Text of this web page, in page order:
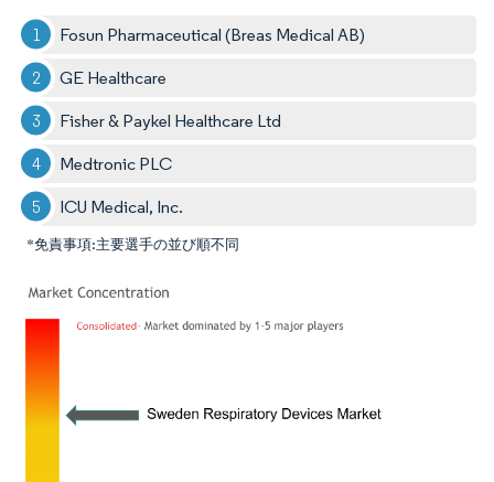
Fosun Pharmaceutical (Breas Medical AB)
GE Healthcare
Fisher & Paykel Healthcare Ltd
Medtronic PLC
ICU Medical, Inc.
*免責事項:主要選手の並び順不同